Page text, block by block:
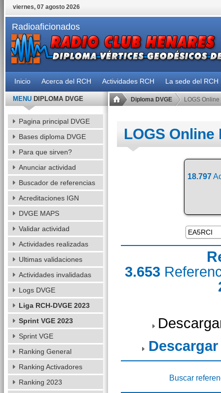
viernes, 07 agosto 2026
Radioaficionados
Inicio Acerca del RCH Actividades RCH La sede del RCH
Diploma DVGE LOGS Online
LOGS Online
18.797
3.653
Buscar
MENUDIPLOMA DVGE
Pagina principal DVGE
Bases diploma DVGE
Para que sirven?
Anunciar actividad
Buscador de referencias
Acreditaciones IGN
DVGE MAPS
Validar actividad
Actividades realizadas
Ultimas validaciones
Actividades invalidadas
Logs DVGE
Liga RCH-DVGE 2023
Sprint VGE 2023
Sprint VGE
Ranking General
Ranking Activadores
Ranking 2023